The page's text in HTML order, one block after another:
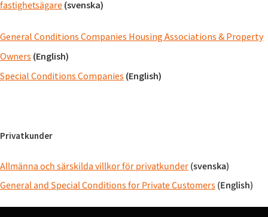
fastighetsägare (svenska)
General Conditions Companies Housing Associations & Property
Owners (English)
Special Conditions Companies (English)
Privatkunder
Allmänna och särskilda villkor för privatkunder(svenska)
General and Special Conditions for Private Customers(English)